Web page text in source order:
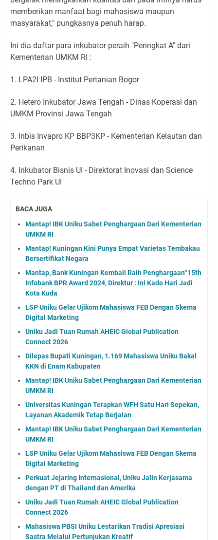
memberikan manfaat bagi mahasiswa maupun
masyarakat," pungkasnya penuh harap.
Ini dia daftar para inkubator peraih "Peringkat A" dari
Kementerian UMKM RI :
1. LPA2I IPB - Institut Pertanian Bogor
2. Hetero Inkubator Jawa Tengah - Dinas Koperasi dan
UMKM Provinsi Jawa Tengah
3. Inbis Invapro KP BBP3KP - Kementerian Kelautan dan
Perikanan
4. Inkubator Bisnis UI - Direktorat Inovasi dan Science
Techno Park UI
BACA JUGA
Mantap! IBK Uniku Sabet Penghargaan Dari Kementerian
UMKM RI
Mantap! Kuningan Kini Punya Empat Varietas Tembakau
Bersertifikat Negara
Mantap, Bank Kuningan Kembali Raih Penghargaan“15th
Infobank BPR Award 2024, Direktur : Ini Kado Hari Jadi
Kota Kuda
LSP Uniku Gelar Ujikom Mahasiswa FEB Dengan Skema
Digital Marketing
Uniku Jadi Tuan Rumah AHEIC Global Publication
Connect 2026
Dilepas Bupati Kuningan, 1.169 Mahasiswa Uniku Bakal
KKN di Enam Kabupaten
Mantap! IBK Uniku Sabet Penghargaan Dari Kementerian
UMKM RI
Universitas Kuningan Terapkan WFH Satu Hari Sepekan,
Layanan Akademik Tetap Berjalan
Mantap! IBK Uniku Sabet Penghargaan Dari Kementerian
UMKM RI
LSP Uniku Gelar Ujikom Mahasiswa FEB Dengan Skema
Digital Marketing
Perkuat Jejaring Internasional, Uniku Jalin Kerjasama
dengan PT di Thailand dan Amerika
Uniku Jadi Tuan Rumah AHEIC Global Publication
Connect 2026
Mahasiswa PBSI Uniku Lestarikan Tradisi Apresiasi
Sastra Melalui Pertunjukan Kreatif